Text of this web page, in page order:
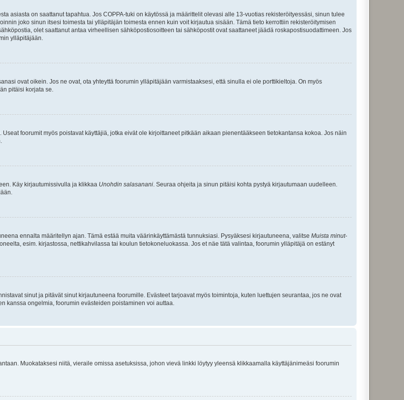
asiasta on saattanut tapahtua. Jos COPPA-tuki on käytössä ja määrittelit olevasi alle 13-vuotias rekisteröityessäsi, sinun tulee
joko sinun itsesi toimesta tai ylläpitäjän toimesta ennen kuin voit kirjautua sisään. Tämä tieto kerrottiin rekisteröitymisen
olet saattanut antaa virheellisen sähköpostiosoitteen tai sähköpostit ovat saattaneet jäädä roskapostisuodattimeen. Jos
ylläpitäjään.
ovat oikein. Jos ne ovat, ota yhteyttä foorumin ylläpitäjään varmistaaksesi, että sinulla ei ole porttikieltoja. On myös
pitäisi korjata se.
foorumit myös poistavat käyttäjiä, jotka eivät ole kirjoittaneet pitkään aikaan pienentääkseen tietokantansa kokoa. Jos näin
Käy kirjautumissivulla ja klikkaa Unohdin salasanani . Seuraa ohjeita ja sinun pitäisi kohta pystyä kirjautumaan uudelleen.
ennalta määritellyn ajan. Tämä estää muita väärinkäyttämästä tunnuksiasi. Pysyäksesi kirjautuneena, valitse Muista minut-
esim. kirjastossa, nettikahvilassa tai koulun tietokoneluokassa. Jos et näe tätä valintaa, foorumin ylläpitäjä on estänyt
sinut ja pitävät sinut kirjautuneena foorumille. Evästeet tarjoavat myös toimintoja, kuten luettujen seurantaa, jos ne ovat
kanssa ongelmia, foorumin evästeiden poistaminen voi auttaa.
Muokataksesi niitä, vieraile omissa asetuksissa, johon vievä linkki löytyy yleensä klikkaamalla käyttäjänimeäsi foorumin